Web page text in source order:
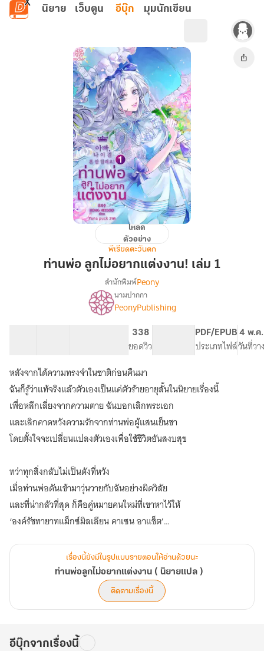
ข้ามไปยังเนื้อหาหลัก
นิยาย เว็บตูน อีบุ๊ก มุมนักเขียน
ลูก
แต่งงาน!
โหลด
ตัวอย่าง
พีเรียดตะวันตก
ท่านพ่อ ลูกไม่อยากแต่งงาน! เล่ม 1
เรื่อง
ท่าน
ลูก
ไม่
แต่งงาน
(
นิยาย
แปล
)
สำนักพิมพ์Peony
นามปากกา
PeonyPublishing
338
ยอดวิว
PDF/EPUB
ประเภทไฟล์
4 พ.ค
วันที่วา
หลังจากได้ความทรงจำในชาติก่อนคืนมา
ฉันก็รู้ว่าแท้จริงแล้วตัวเองเป็นแค่ตัวร้ายอายุสั้นในนิยายเรื่องนี้
เพื่อหลีกเลี่ยงจากความตาย ฉันบอกเลิกพระเอก
และเลิกคาดหวังความรักจากท่านพ่อผู้แสนเย็นชา
โดยตั้งใจจะเปลี่ยนแปลงตัวเองเพื่อใช้ชีวิตอันสงบสุข
ทว่าทุกสิ่งกลับไม่เป็นดังที่หวัง
เมื่อท่านพ่อดันเข้ามาวุ่นวายกับฉันอย่างผิดวิสัย
และที่น่ากลัวที่สุด ก็คือคู่หมายคนใหม่ที่เขาหาไว้ให้
‘องค์รัชทายาทแม็กซ์มิลเลียน คาเซน อาแช็ต’
ไม่นะคะ! ท่านพ่อ! ลูกไม่อยากแต่งงานกับทรราชโรคจิตคนนั้น!
เรื่องนี้ยังมีในรูปแบบรายตอนให้อ่านด้วยนะ
ท่านพ่อลูกไม่อยากแต่งงาน ( นิยายแปล )
ติดตามเรื่องนี้
อีบุ๊กจากเรื่องนี้